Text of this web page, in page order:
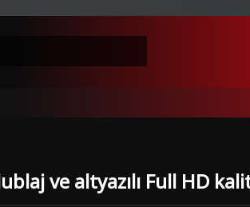
ve altyazılı Full HD